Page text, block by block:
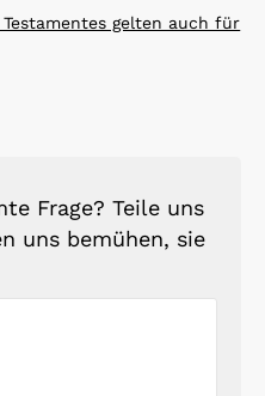
gelten auch für
Frage? Teile uns
uns bemühen, sie